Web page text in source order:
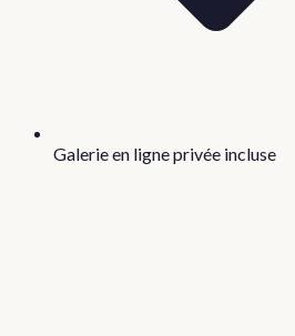
Galerie en ligne privée incluse